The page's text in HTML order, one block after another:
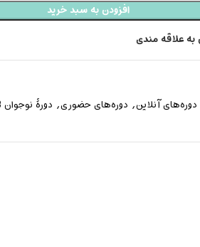
افزودن به سبد خرید
به علاقه مندی
دوره‌های آنلاین, دوره‌های حضوری, دورۀ نوجوان 13 تا 15 سال